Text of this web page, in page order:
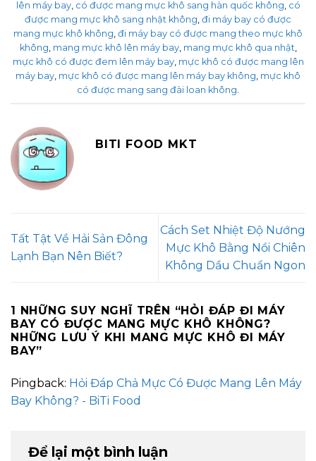
lên máy bay, có được mang mực khô sang hàn quốc không có
được mang mực khô sang nhật không đi máy bay có được
mang mực khô không đi máy bay có được mang theo mực khô
không mang mực khô lên máy bay, mang mực khô qua nhật
mực khô có được đem lên máy bay, mực khô có được mang lên
máy bay mực khô có được mang lên máy bay không mực khô
có được mang sang đài loan không
BITI FOOD MKT
Tất Tật Về Hải Sản Đông
Lạnh Bạn Nên Biết?
Cách Set Nhiệt Độ Nướng
Mực Khô Bằng Nồi Chiên
Không Dầu Chuẩn Ngon
1 NHỮNG SUY NGHĨ TRÊN “HỎI ĐÁP ĐI MÁY
BAY CÓ ĐƯỢC MANG MỰC KHÔ KHÔNG?
NHỮNG LƯU Ý KHI MANG MỰC KHÔ ĐI MÁY
BAY”
Pingback: Hỏi Đáp Chả Mực Có Được Mang Lên Máy
Bay Không? - BiTi Food
Để lại một bình luận